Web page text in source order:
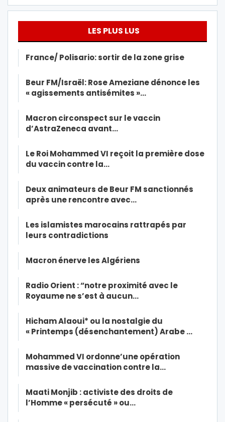
LES PLUS LUS
France/ Polisario: sortir de la zone grise
Beur FM/Israël: Rose Ameziane dénonce les
« agissements antisémites »…
Macron circonspect sur le vaccin
d’AstraZeneca avant…
Le Roi Mohammed VI reçoit la première dose
du vaccin contre la…
Deux animateurs de Beur FM sanctionnés
après une rencontre avec…
Les islamistes marocains rattrapés par
leurs contradictions
Macron énerve les Algériens
Radio Orient : “notre proximité avec le
Royaume ne s’est à aucun…
Hicham Alaoui* ou la nostalgie du
« Printemps (désenchantement) Arabe …
Mohammed VI ordonne’une opération
massive de vaccination contre la…
Maati Monjib : activiste des droits de
l’Homme « persécuté » ou…